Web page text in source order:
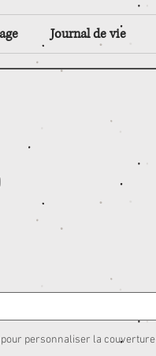
Journal de vie
personnaliser la couverture